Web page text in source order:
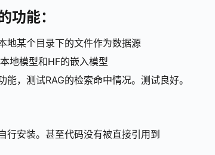
功能：
地某个目录下的文件作为数据源
地模型和HF的嵌入模型
能，测试RAG的检索命中情况。测试良好。
行安装。甚至代码没有被直接引用到